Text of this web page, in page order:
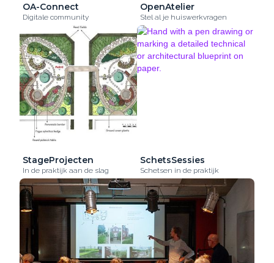
OA-Connect
Digitale community
OpenAtelier
Stel al je huiswerkvragen
StageProjecten
In de praktijk aan de slag
SchetsSessies
Schetsen in de praktijk